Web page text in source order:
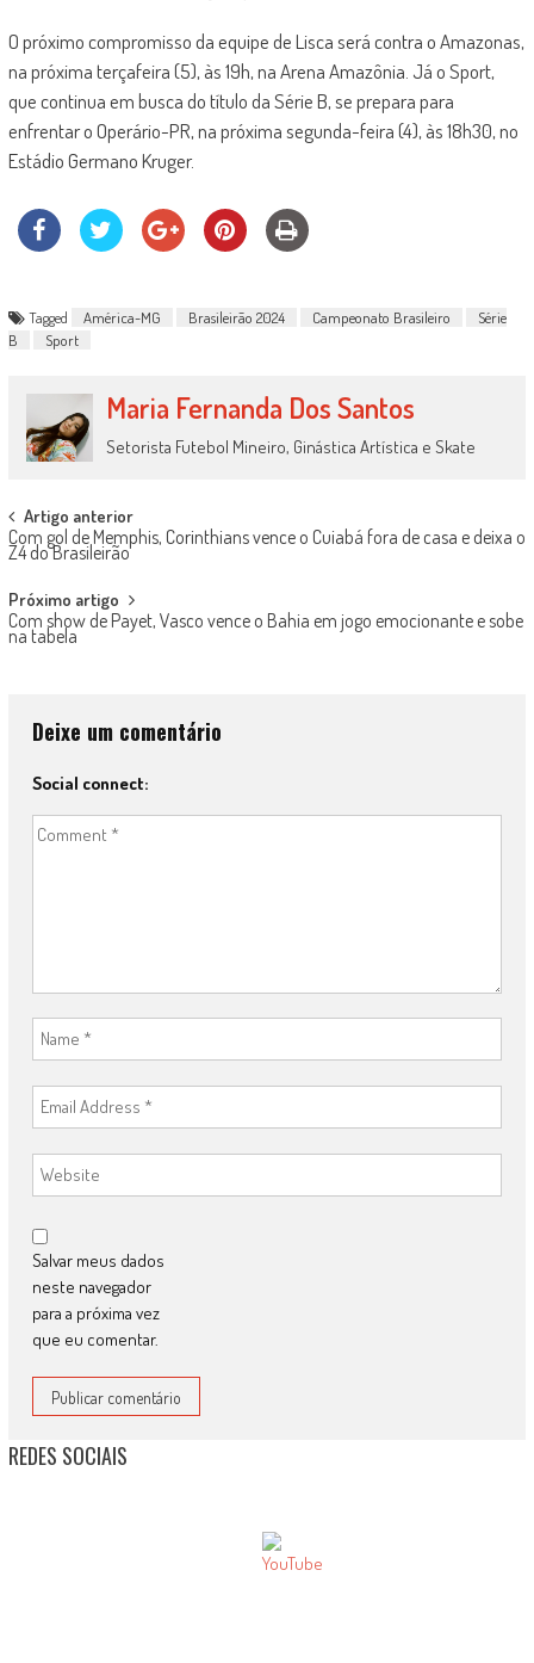
O próximo compromisso da equipe de Lisca será contra o Amazonas,
na próxima terçafeira (5), às 19h, na Arena Amazônia. Já o Sport,
que continua em busca do título da Série B, se prepara para
enfrentar o Operário-PR, na próxima segunda-feira (4), às 18h30, no
Estádio Germano Kruger.
Tagged América-MG Brasileirão 2024 Campeonato Brasileiro
Série
B
Sport
Maria Fernanda Dos Santos
Setorista Futebol Mineiro, Ginástica Artística e Skate
Post
navigation
Artigo anterior
Com gol de Memphis, Corinthians vence o Cuiabá fora de casa e deixa o
Z4 do Brasileirão
Próximo artigo
Com show de Payet, Vasco vence o Bahia em jogo emocionante e sobe
na tabela
Deixe um comentário
Social connect:
Salvar meus dados
neste navegador
para a próxima vez
que eu comentar.
REDES SOCIAIS